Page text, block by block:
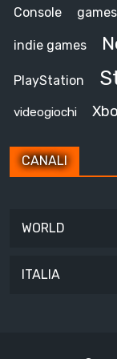
Console games
indie games
PlayStation
videogiochi
CANALI
WORLD
ITALIA